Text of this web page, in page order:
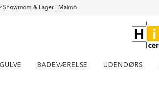
Showroom & Lager i Malmö
BADEVÆRELSE UDENDØRS